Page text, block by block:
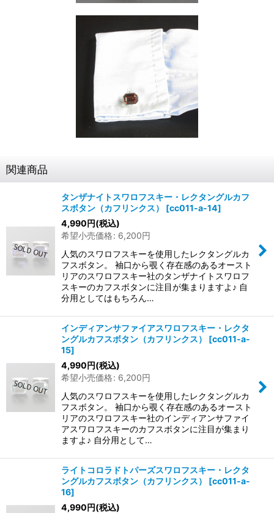
関連商品
タンザナイトスワロフスキー・レクタングルカフ
スボタン（カフリンクス）
[cc011-a-14]
4,990円(税込)
希望小売価格: 6,200円
人気のスワロフスキーを使用したレクタングルカ
フスボタン。 袖口から覗く存在感のあるオースト
リアのスワロフスキー社のタンザナイトスワロフ
スキーのカフスボタンに注目が集まりますよ♪ 自
分用としてはもちろん…
インディアンサファイアスワロフスキー・レクタ
ングルカフスボタン（カフリンクス）
[cc011-a-
15]
4,990円(税込)
希望小売価格: 6,200円
人気のスワロフスキーを使用したレクタングルカ
フスボタン。 袖口から覗く存在感のあるオースト
リアのスワロフスキー社のインディアンサファイ
アスワロフスキーのカフスボタンに注目が集まり
ますよ♪ 自分用として…
ライトコロラドトパーズスワロフスキー・レクタ
ングルカフスボタン（カフリンクス）
[cc011-a-
16]
4,990円(税込)